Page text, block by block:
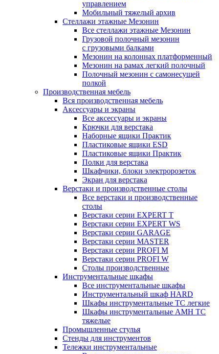
управлением
Мобильный тяжелый архив
Стеллажи этажные Мезонин
Все стеллажи этажные Мезонин
Грузовой полочный мезонин
с грузовыми балками
Мезонин на колоннах платформенный
Мезонин на рамах легкий полочный
Полочный мезонин с самонесущей
полкой
Производственная мебель
Вся производственная мебель
Аксессуары и экраны
Все аксессуары и экраны
Крючки для верстака
Наборные ящики Практик
Пластиковые ящики ESD
Пластиковые ящики Практик
Полки для верстака
Шкафчики, блоки электророзеток
Экран для верстака
Верстаки и производственные столы
Все верстаки и производственные
столы
Верстаки серии EXPERT T
Верстаки серии EXPERT WS
Верстаки серии GARAGE
Верстаки серии MASTER
Верстаки серии PROFI M
Верстаки серии PROFI W
Столы производственные
Инструментальные шкафы
Все инструментальные шкафы
Инструментальный шкаф HARD
Шкафы инструментальные ТС легкие
Шкафы инструментальные AMH TC
тяжелые
Промышленные стулья
Стенды для инструментов
Тележки инструментальные